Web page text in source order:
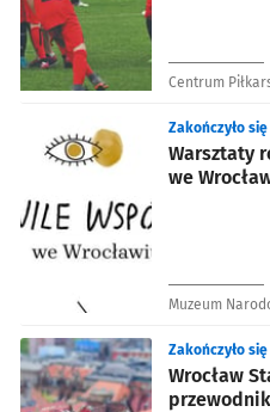
Centrum
Warsztaty
we
Zakończyło
Muzeum
Wrocław
Zakończyło